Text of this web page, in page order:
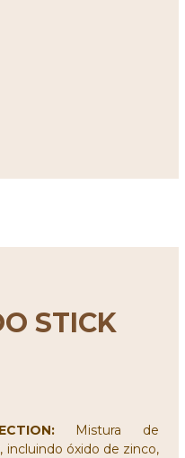
STICK
Mistura de
óxido de zinco,